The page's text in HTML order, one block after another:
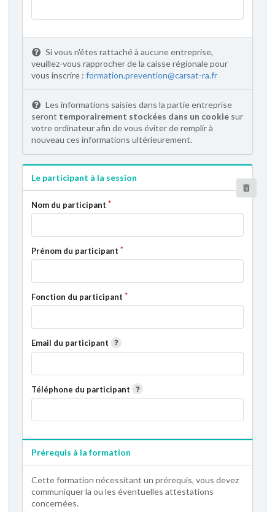
Si vous n'êtes rattaché à aucune entreprise,
veuillez-vous rapprocher de la caisse régionale pour
vous inscrire : formation.prevention@carsat-ra.fr
Les informations saisies dans la partie entreprise
seront temporairement stockées dans un cookie sur
votre ordinateur afin de vous éviter de remplir à
nouveau ces informations ultérieurement.
Le participant à la session
Nom du participant
Prénom du participant
Fonction du participant
Email du participant
Téléphone du participant
Prérequis à la formation
Cette formation nécessitant un prérequis, vous devez
communiquer la ou les éventuelles attestations
concernées.